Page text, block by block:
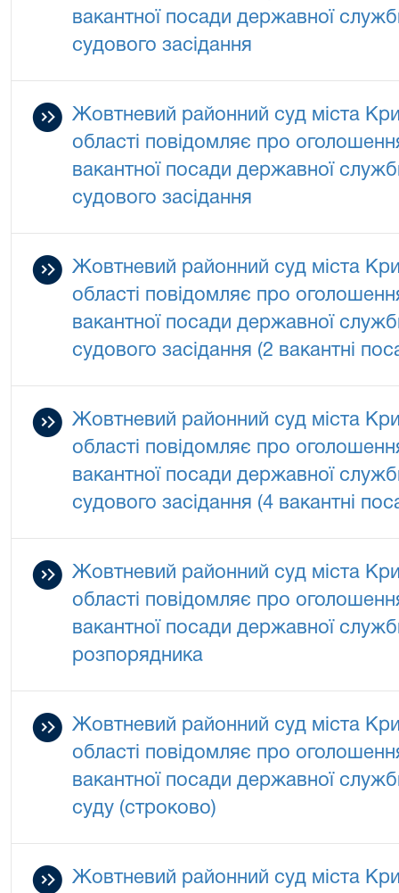
вакантної посади державної
судового засідання
Жовтневий районний суд міста
області повідомляє про
вакантної посади державної
судового засідання
Жовтневий районний суд міста
області повідомляє про
вакантної посади державної
судового засідання (2 вакантні
Жовтневий районний суд міста
області повідомляє про
вакантної посади державної
судового засідання (4 вакантні
Жовтневий районний суд міста
області повідомляє про
вакантної посади державної
розпорядника
Жовтневий районний суд міста
області повідомляє про
вакантної посади державної
суду (строково)
Жовтневий районний суд міста